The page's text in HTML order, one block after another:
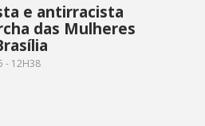
e antirracista
das Mulheres
- 12H38